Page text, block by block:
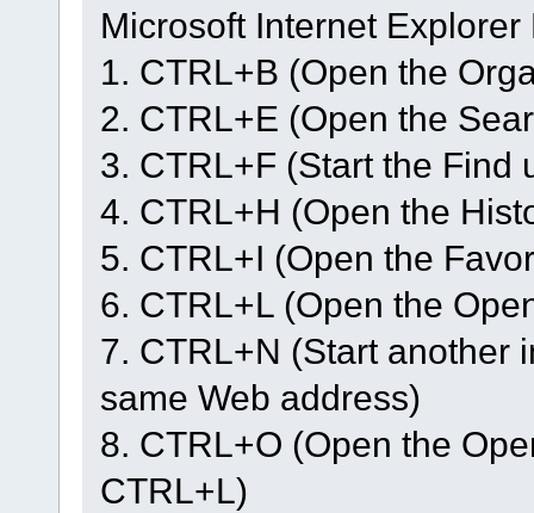
Microsoft Internet
1. CTRL+B (Open the
2. CTRL+E (Open the
3. CTRL+F (Start the Find
4. CTRL+H (Open the
5. CTRL+I (Open the
6. CTRL+L (Open the
7. CTRL+N (Start another
same Web address)
8. CTRL+O (Open the
CTRL+L)